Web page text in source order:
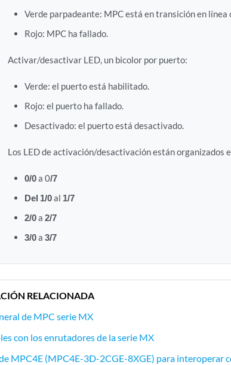
Verde parpadeante: MPC está en transición en línea
Rojo: MPC ha fallado.
Activar/desactivar LED, un bicolor por puerto:
Verde: el puerto está habilitado.
Rojo: el puerto ha fallado.
Desactivado: el puerto está desactivado.
Los LED de activación/desactivación están organizados
0/0a 0/7
Del 1/0al 1/7
2/0a 2/7
3/0a 3/7
RELACIONADA
de MPC serie MX
con los enrutadores de la serie MX
MPC4E (MPC4E-3D-2CGE-8XGE) para interoperar